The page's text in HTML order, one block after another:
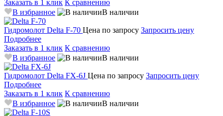
Заказать в 1 клик К сравнению
В избранное
В наличии
Гидромолот Delta F-70 Цена по запросу Запросить цену
Подробнее
Заказать в 1 клик К сравнению
В избранное
В наличии
Гидромолот Delta FX-6J Цена по запросу Запросить цену
Подробнее
Заказать в 1 клик К сравнению
В избранное
В наличии